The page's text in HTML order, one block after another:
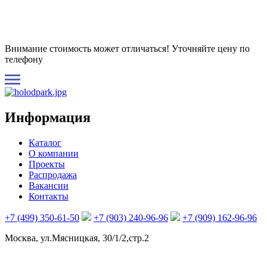
Внимание стоимость может отличаться! Уточняйте цену по
телефону
Информация
Каталог
О компании
Проекты
Распродажа
Вакансии
Контакты
+7 (499) 350-61-50 +7 (903) 240-96-96
+7 (909) 162-96-96
Москва, ул.Мясницкая, 30/1/2,стр.2